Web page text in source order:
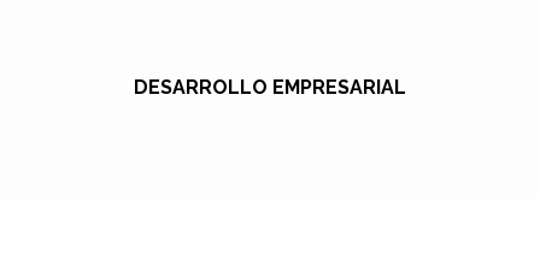
DESARROLLO EMPRESARIAL